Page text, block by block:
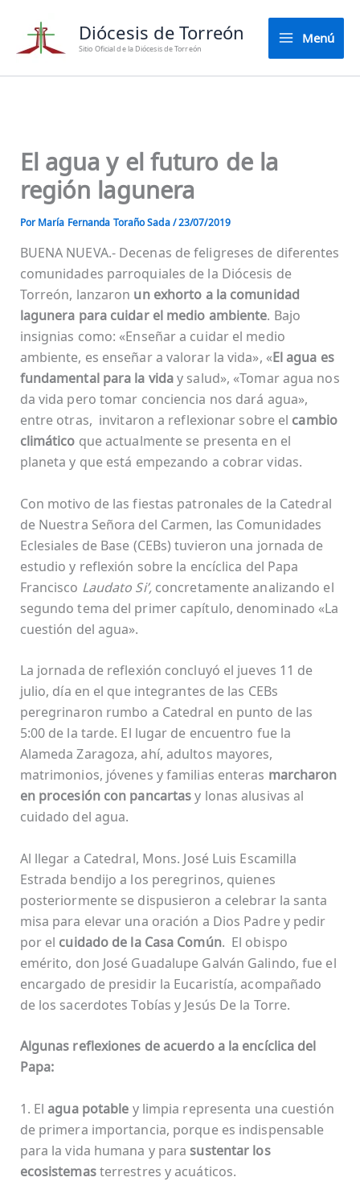
contenido
Diócesis de Torreón
Sitio Oficial de la Diócesis de Torreón
Menú
El agua y el futuro de la
región lagunera
PorMaría Fernanda Toraño Sada/23/07/2019
BUENA NUEVA.- Decenas de feligreses de diferentes
comunidades parroquiales de la Diócesis de
Torreón, lanzaron un exhorto a la comunidad
lagunera para cuidar el medio ambiente. Bajo
insignias como: «Enseñar a cuidar el medio
ambiente, es enseñar a valorar la vida», «El agua es
fundamental para la viday salud», «Tomar agua nos
da vida pero tomar conciencia nos dará agua»,
entre otras, invitaron a reflexionar sobre el cambio
climático que actualmente se presenta en el
planeta y que está empezando a cobrar vidas.
Con motivo de las fiestas patronales de la Catedral
de Nuestra Señora del Carmen, las Comunidades
Eclesiales de Base (CEBs) tuvieron una jornada de
estudio y reflexión sobre la encíclica del Papa
Francisco Laudato Si’,concretamente analizando el
segundo tema del primer capítulo, denominado «La
cuestión del agua».
La jornada de reflexión concluyó el jueves 11 de
julio, día en el que integrantes de las CEBs
peregrinaron rumbo a Catedral en punto de las
5:00 de la tarde. El lugar de encuentro fue la
Alameda Zaragoza, ahí, adultos mayores,
matrimonios, jóvenes y familias enteras marcharon
en procesión con pancartasy lonas alusivas al
cuidado del agua.
Al llegar a Catedral, Mons. José Luis Escamilla
Estrada bendijo a los peregrinos, quienes
posteriormente se dispusieron a celebrar la santa
misa para elevar una oración a Dios Padre y pedir
por el cuidado de la Casa Común. El obispo
emérito, don José Guadalupe Galván Galindo, fue el
encargado de presidir la Eucaristía, acompañado
de los sacerdotes Tobías y Jesús De la Torre.
Algunas reflexiones de acuerdo a la encíclica del
Papa:
1. Elagua potable y limpia representa una cuestión
de primera importancia, porque es indispensable
para la vida humana y para sustentar los
ecosistemasterrestres y acuáticos.